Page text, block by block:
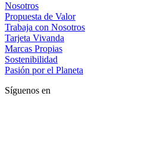
Nosotros
Propuesta de Valor
Trabaja con Nosotros
Tarjeta Vivanda
Marcas Propias
Sostenibilidad
Pasión por el Planeta
Síguenos en